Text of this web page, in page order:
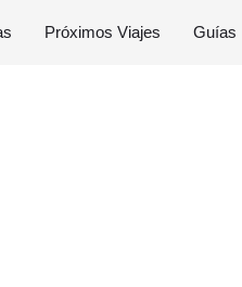
Próximos Viajes Guías